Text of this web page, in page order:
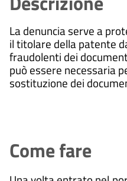
La denuncia serve a
il titolare della patente
fraudolenti dei
può essere necessaria
sostituzione dei
Come fare